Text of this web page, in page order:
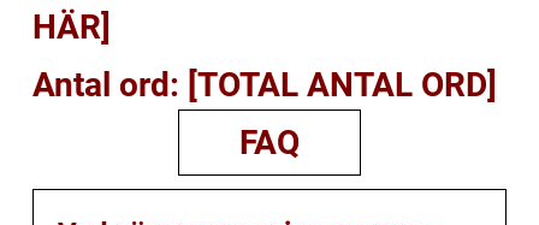
HÄR]
Antal ord: [TOTAL ANTAL ORD]
FAQ